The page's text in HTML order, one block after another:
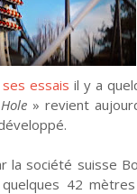
essais il y a
» revient
la société suisse
42